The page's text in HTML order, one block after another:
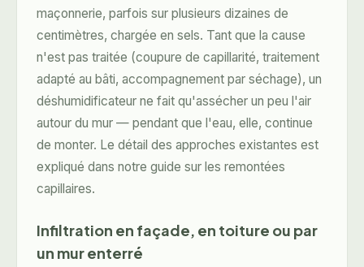
maçonnerie, parfois sur plusieurs dizaines de
centimètres, chargée en sels. Tant que la cause
n'est pas traitée (coupure de capillarité, traitement
adapté au bâti, accompagnement par séchage), un
déshumidificateur ne fait qu'assécher un peu l'air
autour du mur — pendant que l'eau, elle, continue
de monter. Le détail des approches existantes est
expliqué dans notre guide sur les remontées
capillaires.
Infiltration en façade, en toiture ou par
un mur enterré